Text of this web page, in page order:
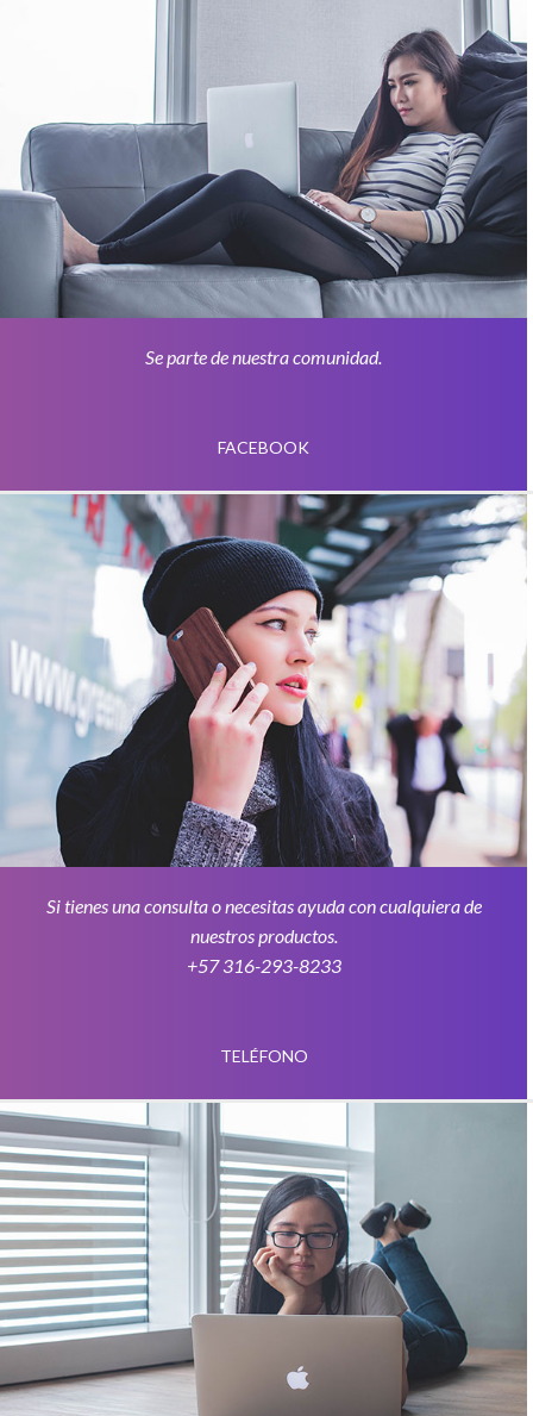
Se parte de nuestra comunidad.
FACEBOOK
Si tienes una consulta o necesitas ayuda con cualquiera de
nuestros productos.
+57 316-293-8233
TELÉFONO